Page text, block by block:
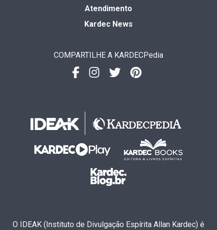
Atendimento
Kardec News
COMPARTILHE A KARDECPedia
O IDEAK (Instituto de Divulgação Espírita Allan Kardec) é